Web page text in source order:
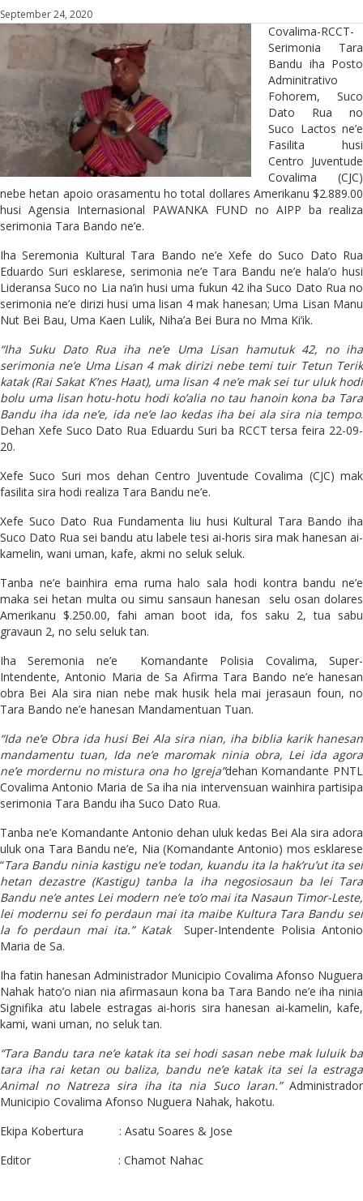
September 24, 2020
Covalima-RCCT-
Serimonia Tara
Bandu iha Posto
Adminitrativo
Fohorem, Suco
Dato Rua no
Suco Lactos ne’e
Fasilita husi
Centro Juventude
Covalima (CJC)
nebe hetan apoio orasamentu ho total dollares Amerikanu $2.889.00
husi Agensia Internasional PAWANKA FUND no AIPP ba realiza
serimonia Tara Bando ne’e.
Iha Seremonia Kultural Tara Bando ne’e Xefe do Suco Dato Rua
Eduardo Suri esklarese, serimonia ne’e Tara Bandu ne’e hala’o husi
Lideransa Suco no Lia na’in husi uma fukun 42 iha Suco Dato Rua no
serimonia ne’e dirizi husi uma lisan 4 mak hanesan; Uma Lisan Manu
Nut Bei Bau, Uma Kaen Lulik, Niha’a Bei Bura no Mma Ki’ik.
“Iha Suku Dato Rua iha ne’e Uma Lisan hamutuk 42, no iha
serimonia ne’e Uma Lisan 4 mak dirizi nebe temi tuir Tetun Terik
katak (Rai Sakat K’nes Haat), uma lisan 4 ne’e mak sei tur uluk hodi
bolu uma lisan hotu-hotu hodi ko’alia no tau hanoin kona ba Tara
Bandu iha ida ne’e, ida ne’e lao kedas iha bei ala sira nia tempo.
Dehan Xefe Suco Dato Rua Eduardu Suri ba RCCT tersa feira 22-09-
20.
Xefe Suco Suri mos dehan Centro Juventude Covalima (CJC) mak
fasilita sira hodi realiza Tara Bandu ne’e.
Xefe Suco Dato Rua Fundamenta liu husi Kultural Tara Bando iha
Suco Dato Rua sei bandu atu labele tesi ai-horis sira mak hanesan ai-
kamelin, wani uman, kafe, akmi no seluk seluk.
Tanba ne’e bainhira ema ruma halo sala hodi kontra bandu ne’e
maka sei hetan multa ou simu sansaun hanesan selu osan dolares
Amerikanu $.250.00, fahi aman boot ida, fos saku 2, tua sabu
gravaun 2, no selu seluk tan.
Iha Seremonia ne’e Komandante Polisia Covalima, Super-
Intendente, Antonio Maria de Sa Afirma Tara Bando ne’e hanesan
obra Bei Ala sira nian nebe mak husik hela mai jerasaun foun, no
Tara Bando ne’e hanesan Mandamentuan Tuan.
“Ida ne’e Obra ida husi Bei Ala sira nian, iha biblia karik hanesan
mandamentu tuan, Ida ne’e maromak ninia obra, Lei ida agora
ne’e mordernu no mistura ona ho Igreja”dehan Komandante PNTL
Covalima Antonio Maria de Sa iha nia intervensuan wainhira partisipa
serimonia Tara Bandu iha Suco Dato Rua.
Tanba ne’e Komandante Antonio dehan uluk kedas Bei Ala sira adora
uluk ona Tara Bandu ne’e, Nia (Komandante Antonio) mos esklarese
“Tara Bandu ninia kastigu ne’e todan, kuandu ita la hak’ru’ut ita sei
hetan dezastre (Kastigu) tanba la iha negosiosaun ba lei Tara
Bandu ne’e antes Lei modern ne’e to’o mai ita Nasaun Timor-Leste,
lei modernu sei fo perdaun mai ita maibe Kultura Tara Bandu sei
la fo perdaun mai ita.” Katak Super-Intendente Polisia Antonio
Maria de Sa.
Iha fatin hanesan Administrador Municipio Covalima Afonso Nuguera
Nahak hato’o nian nia afirmasaun kona ba Tara Bando ne’e iha ninia
Signifika atu labele estragas ai-horis sira hanesan ai-kamelin, kafe,
kami, wani uman, no seluk tan.
“Tara Bandu tara ne’e katak ita sei hodi sasan nebe mak luluik ba
tara iha rai ketan ou baliza, bandu ne’e katak ita sei la estraga
Animal no Natreza sira iha ita nia Suco laran.” Administrador
Municipio Covalima Afonso Nuguera Nahak, hakotu.
Ekipa Kobertura : Asatu Soares & Jose
Editor : Chamot Nahac